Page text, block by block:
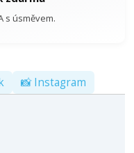
s úsměvem.
📸 Instagram